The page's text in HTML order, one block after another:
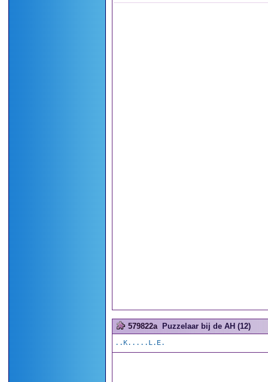
579822a Puzzelaar bij de AH (12)
..K.....L.E.